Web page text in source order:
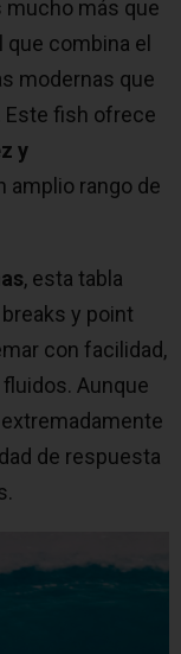
mucho más que
que combina el
modernas que
Este fish ofrece
y
amplio rango de
, esta tabla
y point
con facilidad,
Aunque
de respuesta